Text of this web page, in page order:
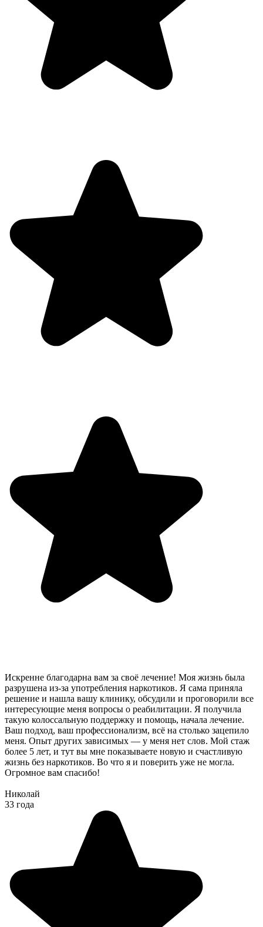
Искренне благодарна вам за своё лечение! Моя жизнь была
разрушена из-за употребления наркотиков. Я сама приняла
решение и нашла вашу клинику, обсудили и проговорили все
интересующие меня вопросы о реабилитации. Я получила
такую колоссальную поддержку и помощь, начала лечение.
Ваш подход, ваш профессионализм, всё на столько зацепило
меня. Опыт других зависимых — у меня нет слов. Мой стаж
более 5 лет, и тут вы мне показываете новую и счастливую
жизнь без наркотиков. Во что я и поверить уже не могла.
Огромное вам спасибо!
Николай
33 года